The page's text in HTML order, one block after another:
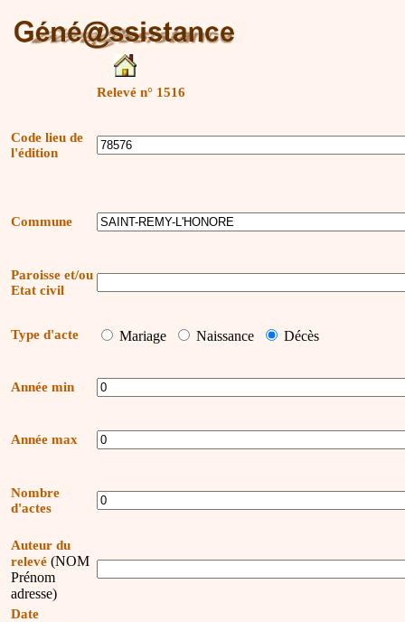
Relevé n° 1516
Code lieu de
l'édition
Commune
Paroisse et/ou
Etat civil
Type d'acte Mariage Naissance Décès
Année min
Année max
Nombre
d'actes
Auteur du
relevé (NOM
Prénom
adresse)
Date